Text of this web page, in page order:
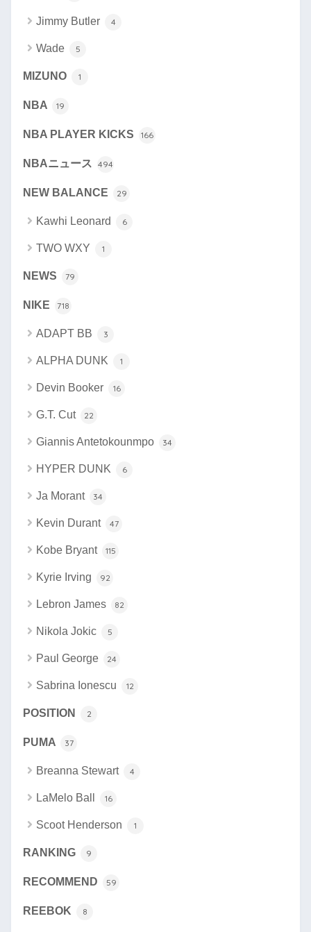
Jimmy Butler 4
Wade 5
MIZUNO 1
NBA 19
NBA PLAYER KICKS 166
NBAニュース 494
NEW BALANCE 29
Kawhi Leonard 6
TWO WXY 1
NEWS 79
NIKE 718
ADAPT BB 3
ALPHA DUNK 1
Devin Booker 16
G.T. Cut 22
Giannis Antetokounmpo 34
HYPER DUNK 6
Ja Morant 34
Kevin Durant 47
Kobe Bryant 115
Kyrie Irving 92
Lebron James 82
Nikola Jokic 5
Paul George 24
Sabrina Ionescu 12
POSITION 2
PUMA 37
Breanna Stewart 4
LaMelo Ball 16
Scoot Henderson 1
RANKING 9
RECOMMEND 59
REEBOK 8